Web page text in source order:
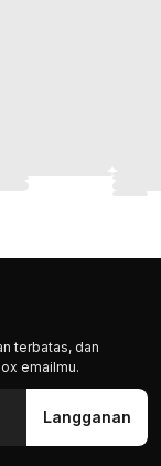
terbatas, dan
emailmu.
Langganan